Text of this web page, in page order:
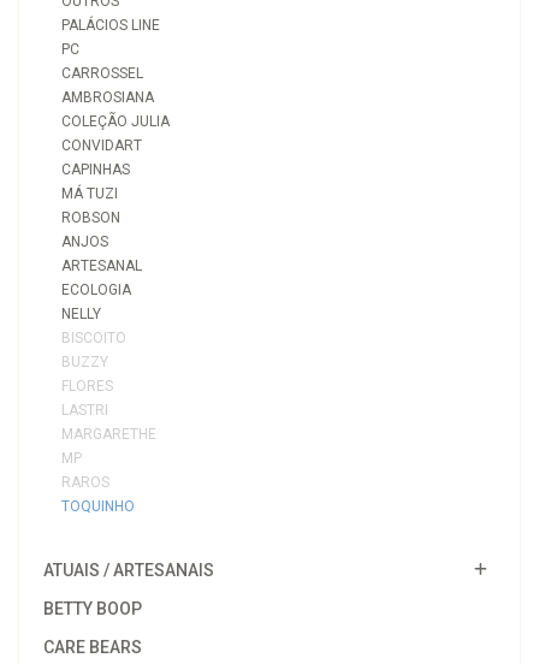
PALÁCIOS LINE
PC
CARROSSEL
AMBROSIANA
COLEÇÃO JULIA
CONVIDART
CAPINHAS
MÁ TUZI
ROBSON
ANJOS
ARTESANAL
ECOLOGIA
NELLY
BISCOITO
BUZZY
FLORES
LASTRI
MARGARETHE
MP
RAROS
TOQUINHO
ATUAIS / ARTESANAIS
BETTY BOOP
CARE BEARS